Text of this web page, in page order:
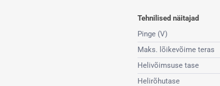
Tehnilised näitajad
Pinge (V)
Maks. lõikevõime teras
Helivõimsuse tase
Helirõhutase